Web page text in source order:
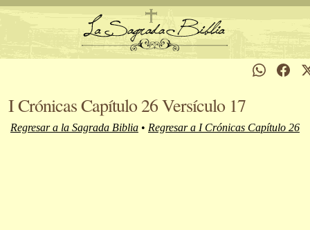
I Crónicas Capítulo 26 Versículo 17
Regresar a la Sagrada Biblia • Regresar a I Crónicas Capítulo 26